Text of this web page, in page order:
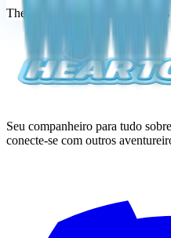
The latest news and event
Seu companheiro para tudo
conecte-se com outros